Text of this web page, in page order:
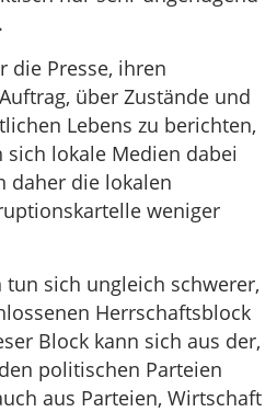
die Presse, ihren
über Zustände und
Lebens zu berichten,
sich lokale Medien dabei
daher die lokalen
weniger
sich ungleich schwerer,
Herrschaftsblock
Block kann sich aus der,
politischen Parteien
aus Parteien, Wirtschaft